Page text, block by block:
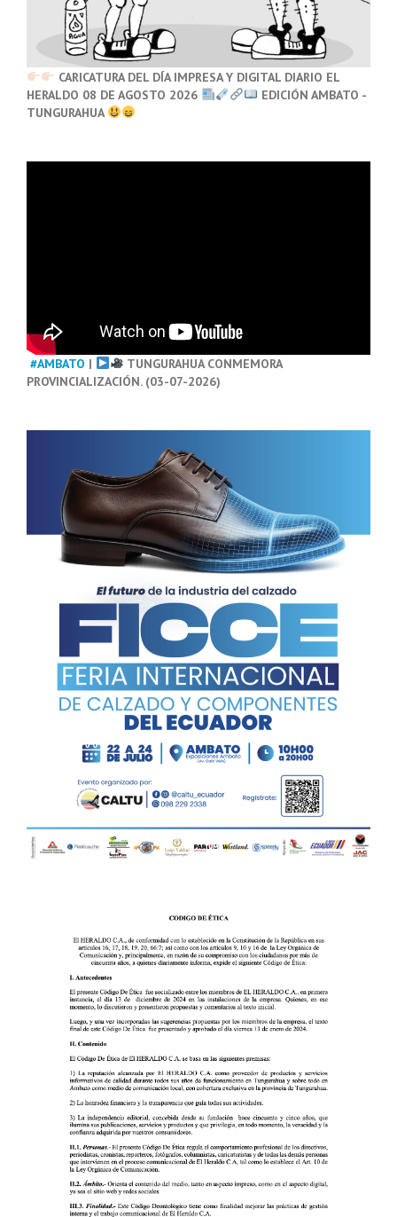
CARICATURA DEL DÍA IMPRESA Y DIGITAL DIARIO EL
HERALDO 08 DE AGOSTO 2026
EDICIÓN AMBATO -
TUNGURAHUA
#AMBATO |
TUNGURAHUA CONMEMORA
PROVINCIALIZACIÓN. (03-07-2026)